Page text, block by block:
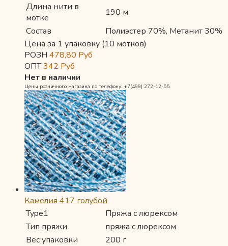
Длина нити в
мотке
190 м
Состав
Полиэстер 70%, Метанит 30%
Цена за 1 упаковку (10 мотков)
РОЗН 478,80 Руб
ОПТ342 Руб
Нет в наличии
Цены розничного магазина по телефону: +7(499) 272-12-55
Камелия 417 голубой
Type1
Пряжа с люрексом
Тип пряжи
пряжа с люрексом
Вес упаковки
200 г